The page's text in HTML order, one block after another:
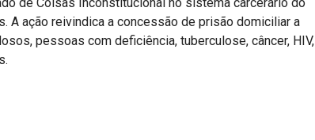
ação reivindica a concessão de prisão domiciliar a
pessoas com deficiência, tuberculose, câncer, HIV,